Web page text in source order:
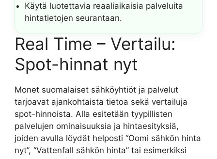
Käytä luotettavia reaaliaikaisia palveluita
hintatietojen seurantaan.
Real Time – Vertailu:
Spot-hinnat nyt
Monet suomalaiset sähköyhtiöt ja palvelut
tarjoavat ajankohtaista tietoa sekä vertailuja
spot-hinnoista. Alla esitetään tyypillisten
palvelujen ominaisuuksia ja hintaesityksiä,
joiden avulla löydät helposti “Oomi sähkön hinta
nyt”, “Vattenfall sähkön hinta” tai esimerkiksi